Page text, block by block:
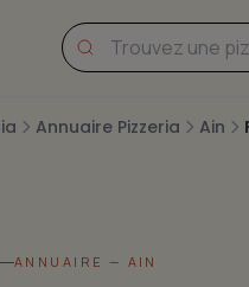
Annuaire Pizzeria Ain
ANNUAIRE — AIN